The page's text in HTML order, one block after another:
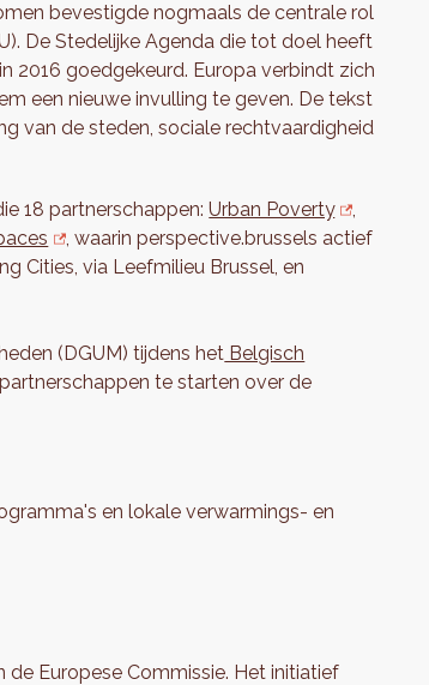
bevestigde nogmaals de centrale rol
De Stedelijke Agenda die tot doel heeft
2016 goedgekeurd. Europa verbindt zich
een nieuwe invulling te geven. De tekst
van de steden, sociale rechtvaardigheid
18 partnerschappen:Urban Poverty
,
, waarin perspective.brussels actief
Cities, via Leefmilieu Brussel, en
(DGUM) tijdens het Belgisch
te starten over de
en lokale verwarmings- en
de Europese Commissie. Het initiatief